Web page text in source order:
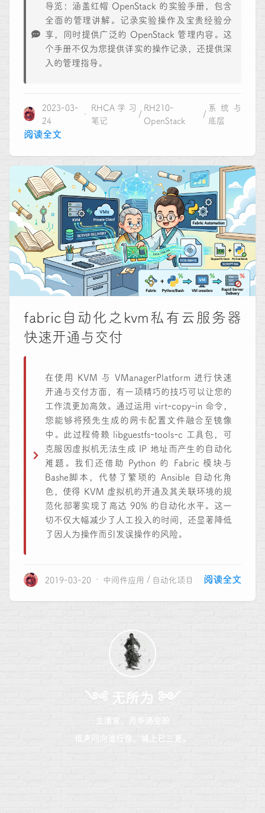
导览：涵盖红帽 OpenStack 的实验手册，包含
全面的管理讲解。记录实验操作及宝贵经验分
享，同时提供广泛的 OpenStack 管理内容。这
个手册不仅为您提供详实的操作记录，还提供深
入的管理指导。
2023-03-
24
RHCA学习
笔记
RH210-
OpenStack
系统与
底层
阅读全文
fabric自动化之kvm私有云服务器
快速开通与交付
在使用 KVM 与 VManagerPlatform 进行快速
开通与交付方面，有一项精巧的技巧可以让您的
工作流更加高效。通过运用 virt-copy-in 命令，
您能够将预先生成的网卡配置文件融合至镜像
中。此过程倚赖 libguestfs-tools-c 工具包，可
克服因虚拟机无法生成 IP 地址而产生的自动化
难题。我们还借助 Python 的 Fabric 模块与
Bashe脚本，代替了繁琐的 Ansible 自动化角
色，使得 KVM 虚拟机的开通及其关联环境的规
范化部署实现了高达 90% 的自动化水平。这一
切不仅大幅减少了人工投入的时间，还显著降低
了因人为操作而引发误操作的风险。
2019-03-20 中间件应用 自动化项目 阅读全文
༺ 无所为 ༻
立清宵、月华洒空阶
低声问向谁行宿，城上已三更。